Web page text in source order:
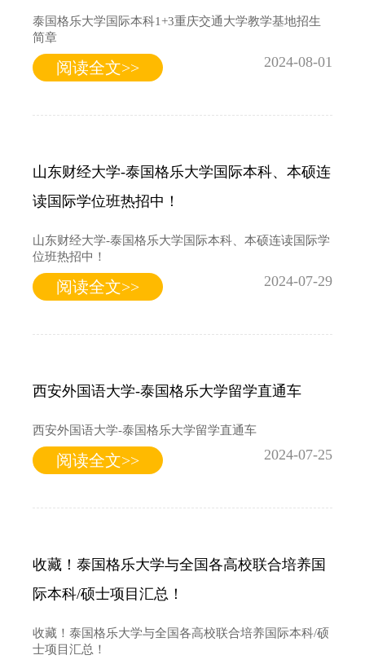
泰国格乐大学国际本科1+3重庆交通大学教学基地招生
简章
阅读全文>> 2024-08-01
山东财经大学-泰国格乐大学国际本科、本硕连
读国际学位班热招中！
山东财经大学-泰国格乐大学国际本科、本硕连读国际学
位班热招中！
阅读全文>> 2024-07-29
西安外国语大学-泰国格乐大学留学直通车
西安外国语大学-泰国格乐大学留学直通车
阅读全文>> 2024-07-25
收藏！泰国格乐大学与全国各高校联合培养国
际本科/硕士项目汇总！
收藏！泰国格乐大学与全国各高校联合培养国际本科/硕
士项目汇总！